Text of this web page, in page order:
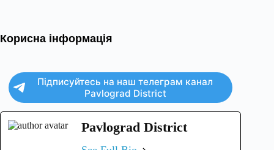
Корисна інформація
Підписуйтесь на наш телеграм канал
Pavlograd District
Pavlograd District